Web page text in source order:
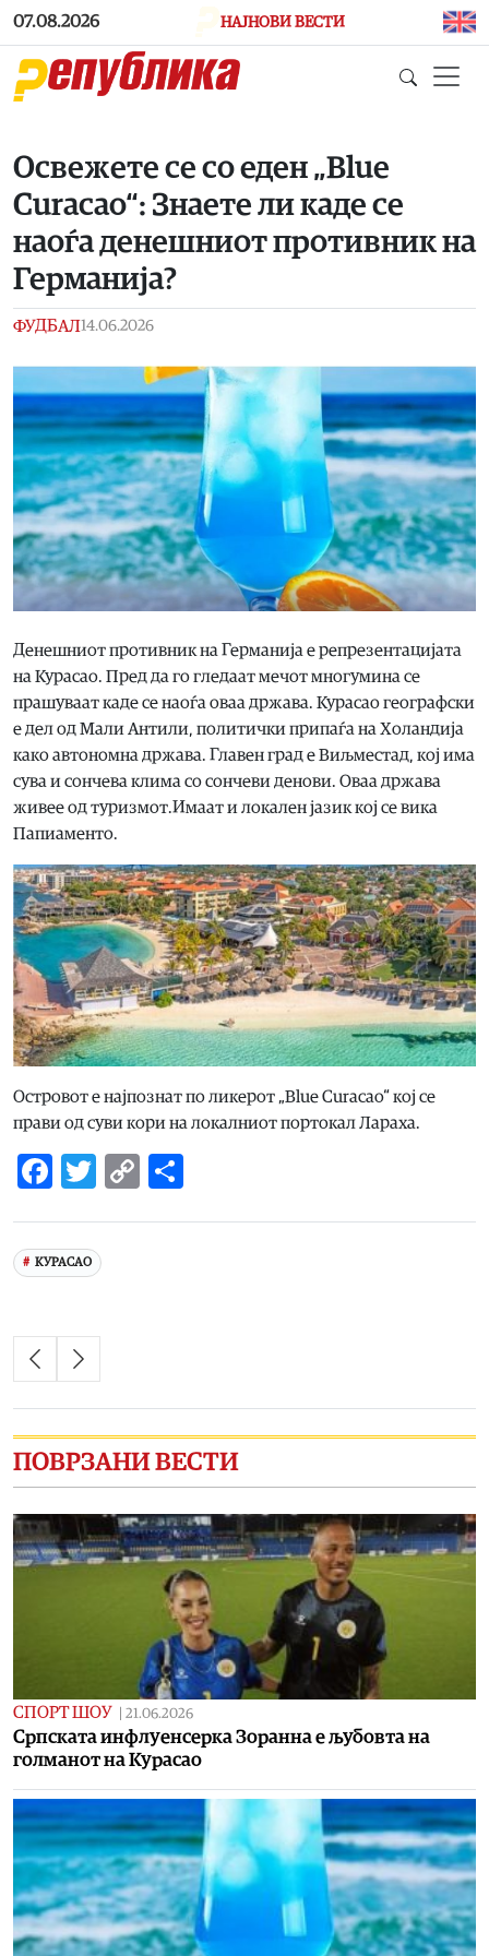
Skip to main content
07.08.2026 НАЈНОВИ ВЕСТИ
Освежете се со еден „Blue
Curacao“: Знаете ли каде се
наоѓа денешниот противник на
Германија?
ФУДБАЛ14.06.2026
Денешниот противник на Германија е репрезентацијата
на Курасао. Пред да го гледаат мечот многумина се
прашуваат каде се наоѓа оваа држава. Курасао географски
е дел од Мали Антили, политички припаѓа на Холандија
како автономна држава. Главен град е Виљместад, кој има
сува и сончева клима со сончеви денови. Оваа држава
живее од туризмот.Имаат и локален јазик кој се вика
Папиаменто.
Островот е најпознат по ликерот „Blue Curacao“ кој се
прави од суви кори на локалниот портокал Лараха.
Facebook
Twitter
Copy
КУРАСАО
ПОВРЗАНИ ВЕСТИ
СПОРТ ШОУ | 21.06.2026
Српската инфлуенсерка Зоранна е љубовта на
голманот на Курасао